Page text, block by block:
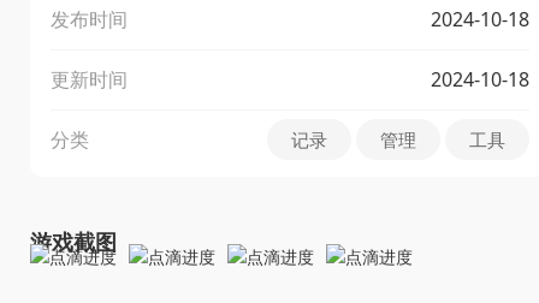
发布时间 2024-10-18
更新时间 2024-10-18
分类 记录 管理 工具
游戏截图